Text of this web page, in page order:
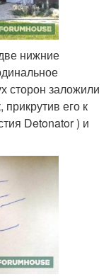
нижние
сторон заложили
его к
Detonator ) и